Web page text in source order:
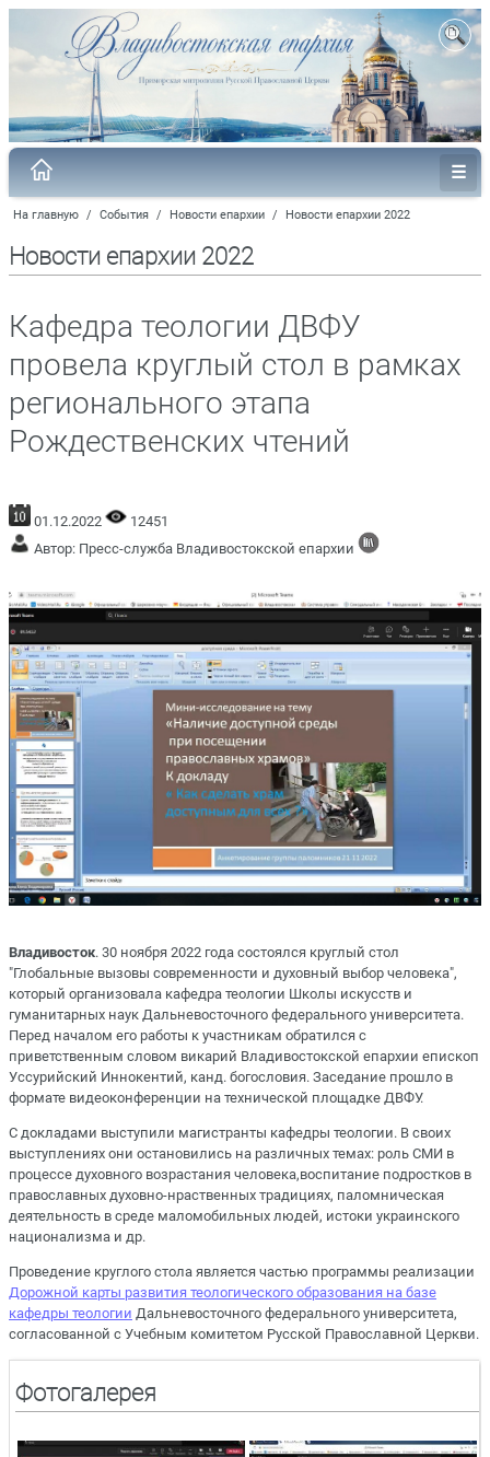
На главную / События / Новости епархии / Новости епархии 2022
Новости епархии 2022
Кафедра теологии ДВФУ
провела круглый стол в рамках
регионального этапа
Рождественских чтений
01.12.2022
12451
Автор: Пресс-служба Владивостокской епархии
Владивосток. 30 ноября 2022 года состоялся круглый стол
"Глобальные вызовы современности и духовный выбор человека",
который организовала кафедра теологии Школы искусств и
гуманитарных наук Дальневосточного федерального университета.
Перед началом его работы к участникам обратился с
приветственным словом викарий Владивостокской епархии епископ
Уссурийский Иннокентий, канд. богословия. Заседание прошло в
формате видеоконференции на технической площадке ДВФУ.
С докладами выступили магистранты кафедры теологии. В своих
выступлениях они остановились на различных темах: роль СМИ в
процессе духовного возрастания человека,воспитание подростков в
православных духовно-нраственных традициях, паломническая
деятельность в среде маломобильных людей, истоки украинского
национализма и др.
Проведение круглого стола является частью программы реализации
Дорожной карты развития теологического образования на базе
кафедры теологии Дальневосточного федерального университета,
согласованной с Учебным комитетом Русской Православной Церкви.
Фотогалерея